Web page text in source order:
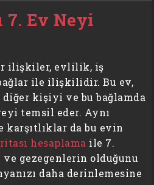
7. Ev Neyi
ilişkiler, evlilik, iş
ile ilişkilidir. Bu ev,
kişiyi ve bu bağlamda
temsil eder. Aynı
karşıtlıklar da bu evin
hesaplama ile 7.
gezegenlerin olduğunu
daha derinlemesine